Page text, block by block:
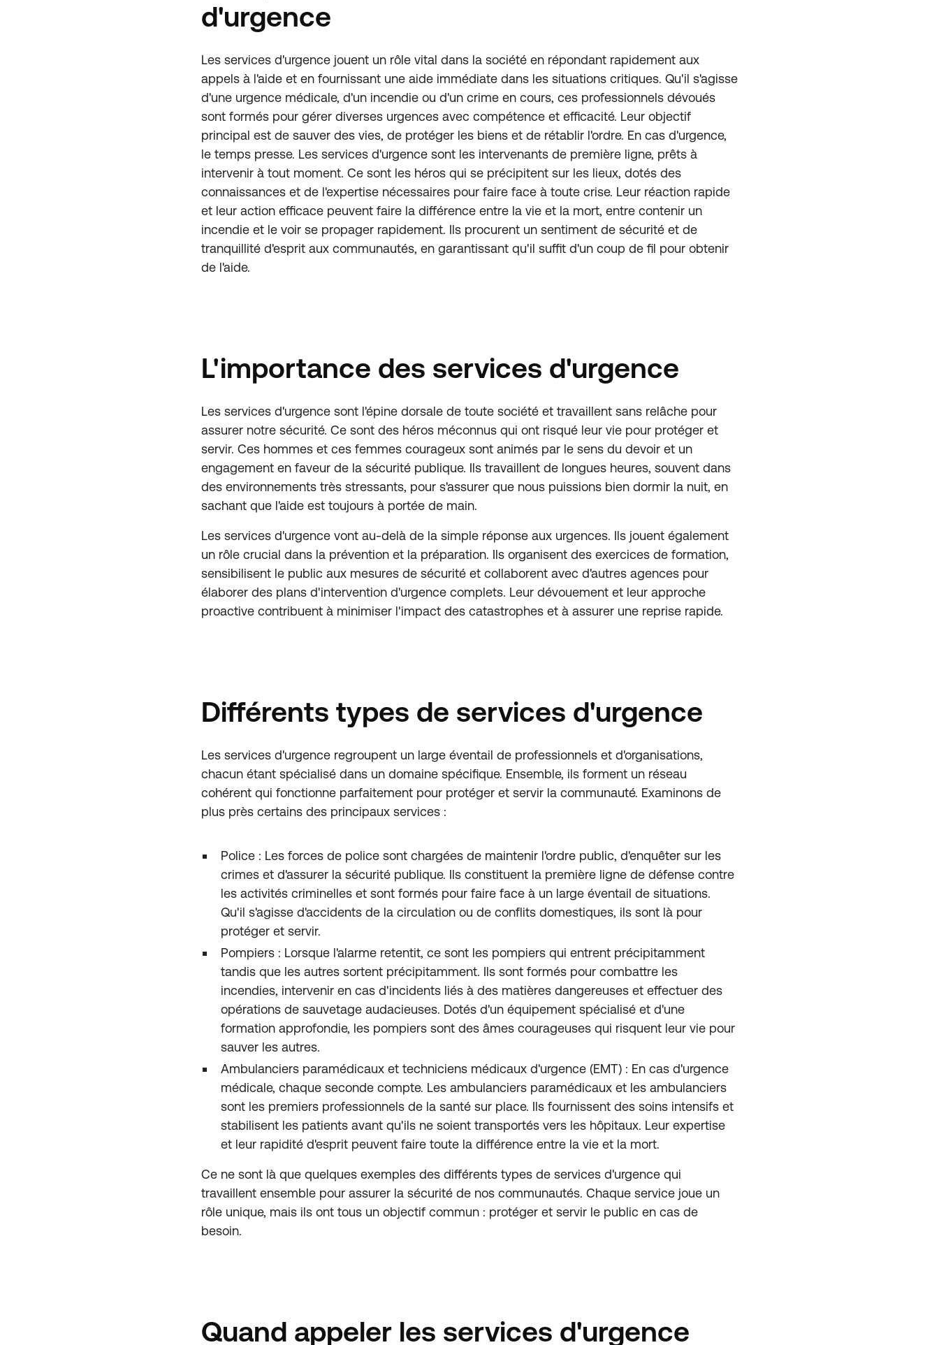
d'urgence
Les services d'urgence jouent un rôle vital dans la société en répondant rapidement aux
appels à l'aide et en fournissant une aide immédiate dans les situations critiques. Qu'il s'agisse
d'une urgence médicale, d'un incendie ou d'un crime en cours, ces professionnels dévoués
sont formés pour gérer diverses urgences avec compétence et efficacité. Leur objectif
principal est de sauver des vies, de protéger les biens et de rétablir l'ordre. En cas d'urgence,
le temps presse. Les services d'urgence sont les intervenants de première ligne, prêts à
intervenir à tout moment. Ce sont les héros qui se précipitent sur les lieux, dotés des
connaissances et de l'expertise nécessaires pour faire face à toute crise. Leur réaction rapide
et leur action efficace peuvent faire la différence entre la vie et la mort, entre contenir un
incendie et le voir se propager rapidement. Ils procurent un sentiment de sécurité et de
tranquillité d'esprit aux communautés, en garantissant qu'il suffit d'un coup de fil pour obtenir
de l'aide.
L'importance des services d'urgence
Les services d'urgence sont l'épine dorsale de toute société et travaillent sans relâche pour
assurer notre sécurité. Ce sont des héros méconnus qui ont risqué leur vie pour protéger et
servir. Ces hommes et ces femmes courageux sont animés par le sens du devoir et un
engagement en faveur de la sécurité publique. Ils travaillent de longues heures, souvent dans
des environnements très stressants, pour s'assurer que nous puissions bien dormir la nuit, en
sachant que l'aide est toujours à portée de main.
Les services d'urgence vont au-delà de la simple réponse aux urgences. Ils jouent également
un rôle crucial dans la prévention et la préparation. Ils organisent des exercices de formation,
sensibilisent le public aux mesures de sécurité et collaborent avec d'autres agences pour
élaborer des plans d'intervention d'urgence complets. Leur dévouement et leur approche
proactive contribuent à minimiser l'impact des catastrophes et à assurer une reprise rapide.
Différents types de services d'urgence
Les services d'urgence regroupent un large éventail de professionnels et d'organisations,
chacun étant spécialisé dans un domaine spécifique. Ensemble, ils forment un réseau
cohérent qui fonctionne parfaitement pour protéger et servir la communauté. Examinons de
plus près certains des principaux services :
Police : Les forces de police sont chargées de maintenir l'ordre public, d'enquêter sur les
crimes et d'assurer la sécurité publique. Ils constituent la première ligne de défense contre
les activités criminelles et sont formés pour faire face à un large éventail de situations.
Qu'il s'agisse d'accidents de la circulation ou de conflits domestiques, ils sont là pour
protéger et servir.
Pompiers : Lorsque l'alarme retentit, ce sont les pompiers qui entrent précipitamment
tandis que les autres sortent précipitamment. Ils sont formés pour combattre les
incendies, intervenir en cas d'incidents liés à des matières dangereuses et effectuer des
opérations de sauvetage audacieuses. Dotés d'un équipement spécialisé et d'une
formation approfondie, les pompiers sont des âmes courageuses qui risquent leur vie pour
sauver les autres.
Ambulanciers paramédicaux et techniciens médicaux d'urgence (EMT) : En cas d'urgence
médicale, chaque seconde compte. Les ambulanciers paramédicaux et les ambulanciers
sont les premiers professionnels de la santé sur place. Ils fournissent des soins intensifs et
stabilisent les patients avant qu'ils ne soient transportés vers les hôpitaux. Leur expertise
et leur rapidité d'esprit peuvent faire toute la différence entre la vie et la mort.
Ce ne sont là que quelques exemples des différents types de services d'urgence qui
travaillent ensemble pour assurer la sécurité de nos communautés. Chaque service joue un
rôle unique, mais ils ont tous un objectif commun : protéger et servir le public en cas de
besoin.
Quand appeler les services d'urgence